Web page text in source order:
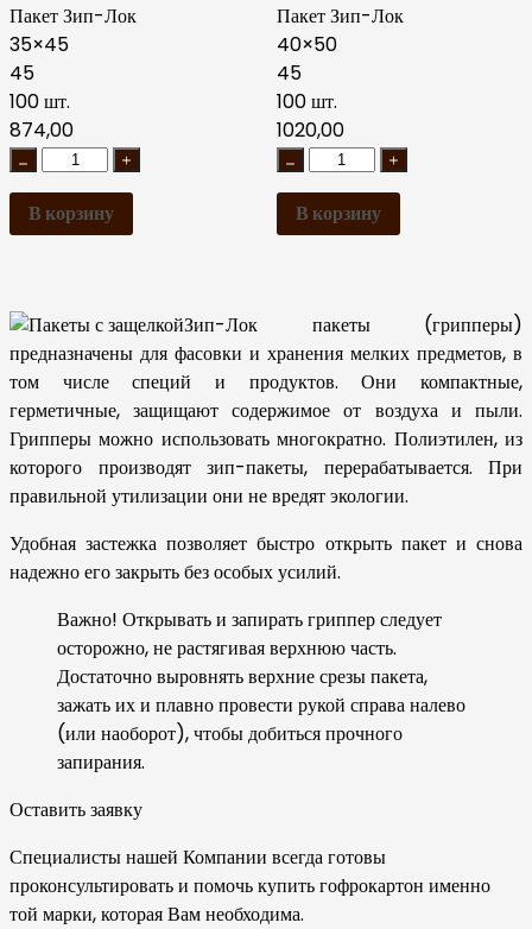
Пакет Зип-Лок
35×45
45
100 шт.
874,00
В корзину
Пакет Зип-Лок
40×50
45
100 шт.
1020,00
В корзину
Зип-Лок пакеты (грипперы)
предназначены для фасовки и хранения мелких предметов, в
том числе специй и продуктов. Они компактные,
герметичные, защищают содержимое от воздуха и пыли.
Грипперы можно использовать многократно. Полиэтилен, из
которого производят зип-пакеты, перерабатывается. При
правильной утилизации они не вредят экологии.
Удобная застежка позволяет быстро открыть пакет и снова
надежно его закрыть без особых усилий.
Важно! Открывать и запирать гриппер следует
осторожно, не растягивая верхнюю часть.
Достаточно выровнять верхние срезы пакета,
зажать их и плавно провести рукой справа налево
(или наоборот), чтобы добиться прочного
запирания.
Оставить заявку
Специалисты нашей Компании всегда готовы
проконсультировать и помочь купить гофрокартон именно
той марки, которая Вам необходима.